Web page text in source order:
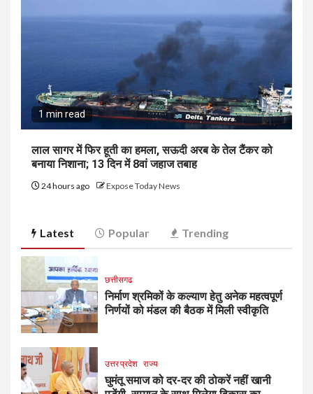
1 min read
लाल सागर में फिर हूती का हमला, सऊदी अरब के तेल टैंकर को
बनाया निशाना; 13 दिन में 8वां जहाज तबाह
24 hours ago Expose Today News
Latest Popular Trending
छत्तीसगढ
निर्माण श्रमिकों के कल्याण हेतु अनेक महत्वपूर्ण
निर्णयों को मंडल की बैठक में मिली स्वीकृति
उत्तर प्रदेश राज्य
घुमंतू समाज को दर-दर की ठोकरें नहीं खानी